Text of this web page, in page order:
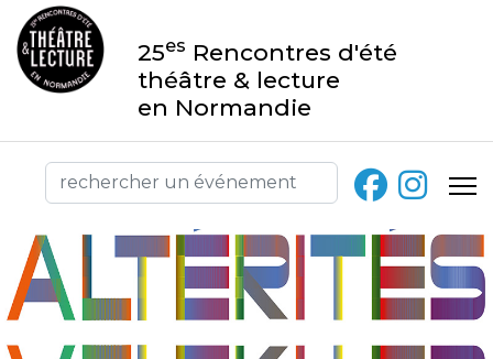
25es Rencontres d'été
théâtre & lecture
en Normandie